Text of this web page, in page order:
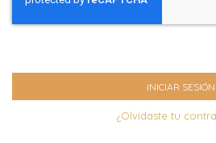
INICIAR SESIÓN
¿Olvidaste tu